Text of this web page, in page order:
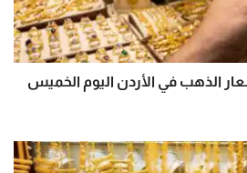
الذهب في الأردن اليوم الخميس